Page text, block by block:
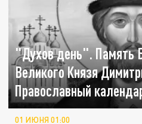
"Духов день". Память
Великого Князя
Православный
01 ИЮНЯ 01:00